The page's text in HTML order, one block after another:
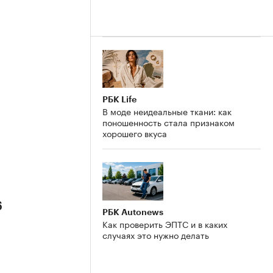
РБК Life
В моде неидеальные ткани: как
поношенность стала признаком
хорошего вкуса
РБК Autonews
Как проверить ЭПТС и в каких
случаях это нужно делать